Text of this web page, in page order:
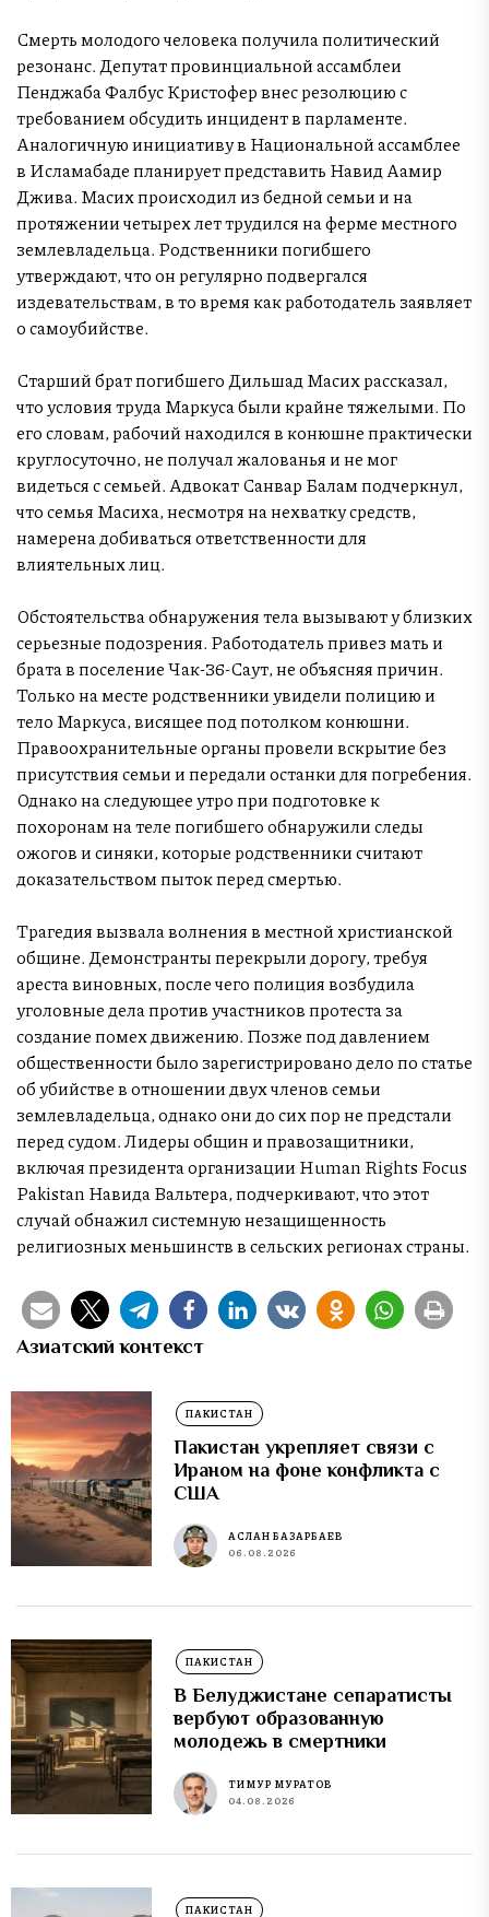
Смерть молодого человека получила политический
резонанс. Депутат провинциальной ассамблеи
Пенджаба Фалбус Кристофер внес резолюцию с
требованием обсудить инцидент в парламенте.
Аналогичную инициативу в Национальной ассамблее
в Исламабаде планирует представить Навид Аамир
Джива. Масих происходил из бедной семьи и на
протяжении четырех лет трудился на ферме местного
землевладельца. Родственники погибшего
утверждают, что он регулярно подвергался
издевательствам, в то время как работодатель заявляет
о самоубийстве.
Старший брат погибшего Дильшад Масих рассказал,
что условия труда Маркуса были крайне тяжелыми. По
его словам, рабочий находился в конюшне практически
круглосуточно, не получал жалованья и не мог
видеться с семьей. Адвокат Санвар Балам подчеркнул,
что семья Масиха, несмотря на нехватку средств,
намерена добиваться ответственности для
влиятельных лиц.
Обстоятельства обнаружения тела вызывают у близких
серьезные подозрения. Работодатель привез мать и
брата в поселение Чак-36-Саут, не объясняя причин.
Только на месте родственники увидели полицию и
тело Маркуса, висящее под потолком конюшни.
Правоохранительные органы провели вскрытие без
присутствия семьи и передали останки для погребения.
Однако на следующее утро при подготовке к
похоронам на теле погибшего обнаружили следы
ожогов и синяки, которые родственники считают
доказательством пыток перед смертью.
Трагедия вызвала волнения в местной христианской
общине. Демонстранты перекрыли дорогу, требуя
ареста виновных, после чего полиция возбудила
уголовные дела против участников протеста за
создание помех движению. Позже под давлением
общественности было зарегистрировано дело по статье
об убийстве в отношении двух членов семьи
землевладельца, однако они до сих пор не предстали
перед судом. Лидеры общин и правозащитники,
включая президента организации Human Rights Focus
Pakistan Навида Вальтера, подчеркивают, что этот
случай обнажил системную незащищенность
религиозных меньшинств в сельских регионах страны.
Азиатский контекст
ПАКИСТАН
Пакистан укрепляет связи с
Ираном на фоне конфликта с
США
АСЛАН БАЗАРБАЕВ
06.08.2026
ПАКИСТАН
В Белуджистане сепаратисты
вербуют образованную
молодежь в смертники
ТИМУР МУРАТОВ
04.08.2026
ПАКИСТАН